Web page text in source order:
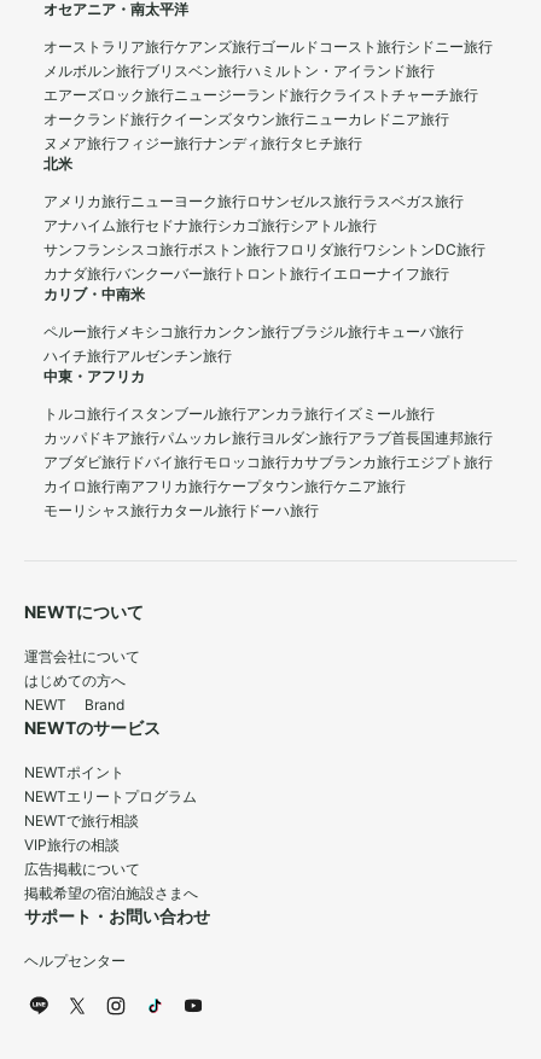
オセアニア・南太平洋
オーストラリア旅行ケアンズ旅行ゴールドコースト旅行シドニー旅行
メルボルン旅行ブリスベン旅行ハミルトン・アイランド旅行
エアーズロック旅行ニュージーランド旅行クライストチャーチ旅行
オークランド旅行クイーンズタウン旅行ニューカレドニア旅行
ヌメア旅行フィジー旅行ナンディ旅行タヒチ旅行
北米
アメリカ旅行ニューヨーク旅行ロサンゼルス旅行ラスベガス旅行
アナハイム旅行セドナ旅行シカゴ旅行シアトル旅行
サンフランシスコ旅行ボストン旅行フロリダ旅行ワシントンDC旅行
カナダ旅行バンクーバー旅行 トロント旅行イエローナイフ旅行
カリブ・中南米
ペルー旅行メキシコ旅行カンクン旅行ブラジル旅行キューバ旅行
ハイチ旅行アルゼンチン旅行
中東・アフリカ
トルコ旅行イスタンブール旅行アンカラ旅行イズミール旅行
カッパドキア旅行パムッカレ旅行ヨルダン旅行アラブ首長国連邦旅行
アブダビ旅行 ドバイ旅行モロッコ旅行カサブランカ旅行エジプト旅行
カイロ旅行南アフリカ旅行ケープタウン旅行ケニア旅行
モーリシャス旅行カタール旅行 ドーハ旅行
NEWTについて
運営会社について
はじめての方へ
NEWT Brand
NEWTのサービス
NEWTポイント
NEWTエリートプログラム
NEWTで旅行相談
VIP旅行の相談
広告掲載について
掲載希望の宿泊施設さまへ
サポート・お問い合わせ
ヘルプセンター